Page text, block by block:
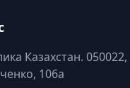
Казахстан.
106а